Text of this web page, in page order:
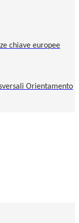
chiave europee
Orientamento